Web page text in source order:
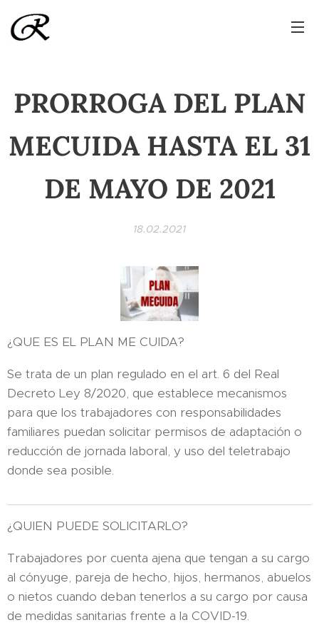
PRORROGA DEL PLAN
MECUIDA HASTA EL 31
DE MAYO DE 2021
18.02.2021
¿QUE ES EL PLAN ME CUIDA?
Se trata de un plan regulado en el art. 6 del Real
Decreto Ley 8/2020, que establece mecanismos
para que los trabajadores con responsabilidades
familiares puedan solicitar permisos de adaptación o
reducción de jornada laboral, y uso del teletrabajo
donde sea posible.
¿QUIEN PUEDE SOLICITARLO?
Trabajadores por cuenta ajena que tengan a su cargo
al cónyuge, pareja de hecho, hijos, hermanos, abuelos
o nietos cuando deban tenerlos a su cargo por causa
de medidas sanitarias frente a la COVID-19.